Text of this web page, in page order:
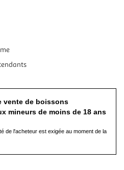
vente de boissons
mineurs de moins de 18 ans
de l'acheteur est exigée au moment de la